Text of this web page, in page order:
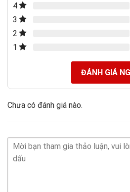
4
3
2
1
ĐÁNH GIÁ
Chưa có đánh giá nào.